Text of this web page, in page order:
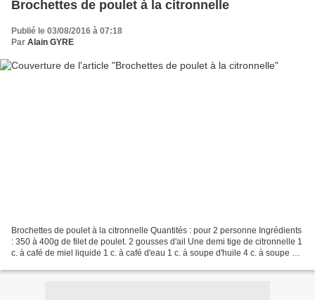
Brochettes de poulet à la citronnelle
Publié le 03/08/2016 à 07:18
Par Alain GYRE
Brochettes de poulet à la citronnelle Quantités : pour 2 personne Ingrédients
: 350 à 400g de filet de poulet. 2 gousses d'ail Une demi tige de citronnelle 1
c. à café de miel liquide 1 c. à café d'eau 1 c. à soupe d'huile 4 c. à soupe de